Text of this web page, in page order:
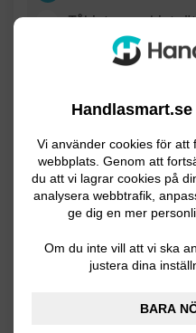
Vi använder cookies för att
webbplats. Genom att
du att vi lagrar cookies på
analysera webbtrafik,
ge dig en mer
Om du inte vill att vi ska
justera dina
BARA
Tål inte
dagarna. Den är helt
insidan. Påsen kan dras
huvudet för att värma
baksida finns ett anti-halk
fempunktssele. Fotdelen
det lättare att knäppa och
Vid varmare väder kan